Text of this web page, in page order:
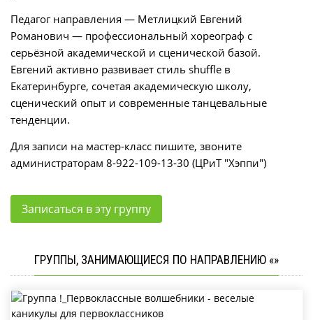
Педагог направления — Метлицкий Евгений
Романович — профессиональный хореограф с
серьёзной академической и сценической базой.
Евгений активно развивает стиль shuffle в
Екатеринбурге, сочетая академическую школу,
сценический опыт и современные танцевальные
тенденции.
Для записи на мастер-класс пишите, звоните
администраторам 8-922-109-13-30 (ЦРиТ "Хэппи")
Записаться в эту группу
ГРУППЫ, ЗАНИМАЮЩИЕСЯ ПО НАПРАВЛЕНИЮ «»